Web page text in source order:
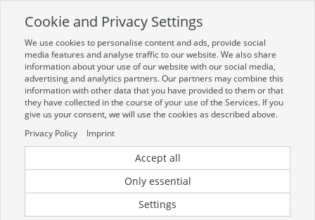
Zur mobilen Kompaktversion (Login erforderlich)
Toggle
navigation
Aktueller Hinweis zur Preis- und
Verfügbarkeitsanzeige
Liebe Kundinnen und Kunden, derzeit kann es bei der
Preis- und Verfügbarkeitsanzeige aus technischen
Cookie and Privacy Settings
We use cookies to personalise content and ads, provide social
media features and analyse traffic to our website. We also share
information about your use of our website with our social media,
advertising and analytics partners. Our partners may combine this
information with other data that you have provided to them or that
they have collected in the course of your use of the Services. If you
give us your consent, we will use the cookies as described above.
Privacy Policy
Imprint
Accept all
Only essential
Settings